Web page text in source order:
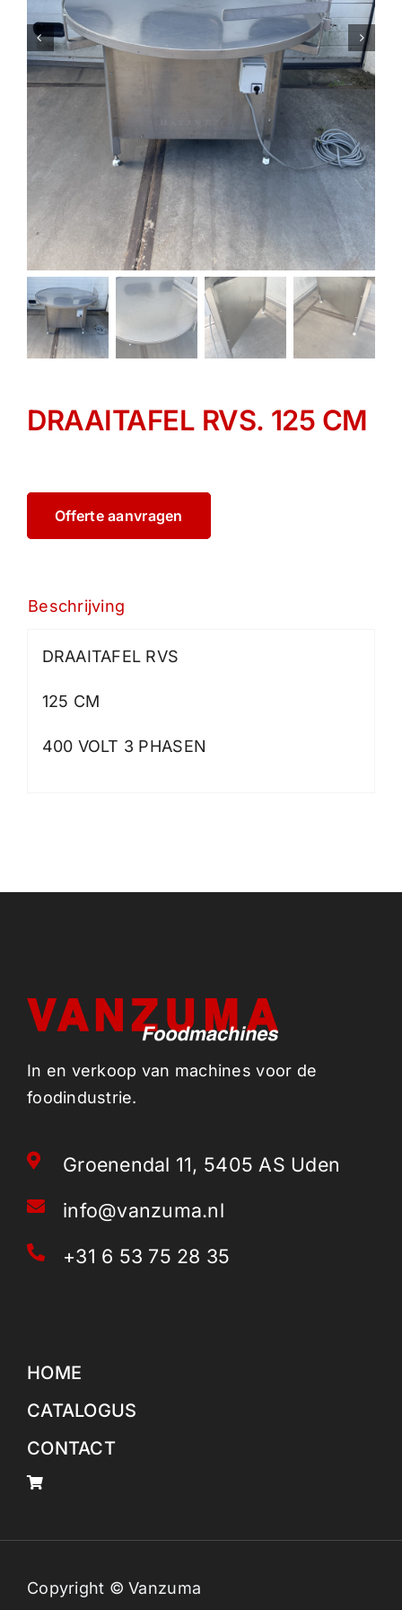
DRAAITAFEL RVS. 125 CM
Offerte aanvragen
Beschrijving
DRAAITAFEL RVS
125 CM
400 VOLT 3 PHASEN
In en verkoop van machines voor de
foodindustrie.
Groenendal 11, 5405 AS Uden
info@vanzuma.nl
+31 6 53 75 28 35
HOME
CATALOGUS
CONTACT
Copyright © Vanzuma